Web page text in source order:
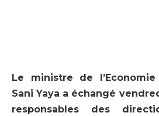
Le ministre de
Sani Yaya a échangé
responsables des